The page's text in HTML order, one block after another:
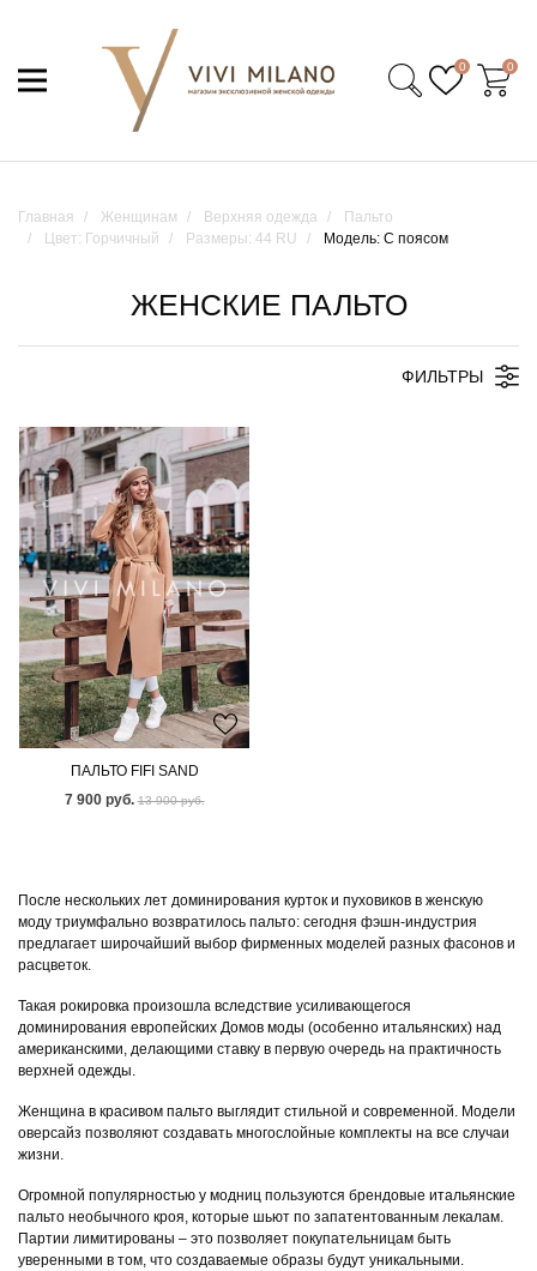
0 0
Главная Женщинам Верхняя одежда
Пальто
Цвет: Горчичный
Размеры: 44 RU Модель: С поясом
ЖЕНСКИЕ ПАЛЬТО
ФИЛЬТРЫ
ПАЛЬТО FIFI SAND
7 900 руб. 13 900 руб.
После нескольких лет доминирования курток и пуховиков в женскую
моду триумфально возвратилось пальто: сегодня фэшн-индустрия
предлагает широчайший выбор фирменных моделей разных фасонов и
расцветок.
Такая рокировка произошла вследствие усиливающегося
доминирования европейских Домов моды (особенно итальянских) над
американскими, делающими ставку в первую очередь на практичность
верхней одежды.
Женщина в красивом пальто выглядит стильной и современной. Модели
оверсайз позволяют создавать многослойные комплекты на все случаи
жизни.
Огромной популярностью у модниц пользуются брендовые итальянские
пальто необычного кроя, которые шьют по запатентованным лекалам.
Партии лимитированы – это позволяет покупательницам быть
уверенными в том, что создаваемые образы будут уникальными.